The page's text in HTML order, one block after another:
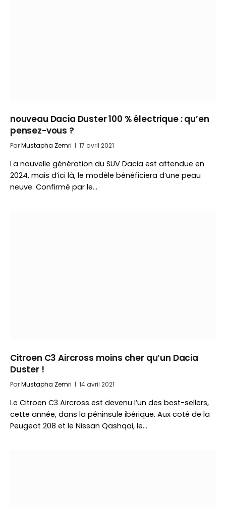
nouveau Dacia Duster 100 % électrique : qu’en
pensez-vous ?
ParMustapha Zemri 17 avril 2021
La nouvelle génération du SUV Dacia est attendue en
2024, mais d’ici là, le modèle bénéficiera d’une peau
neuve. Confirmé par le…
Citroen C3 Aircross moins cher qu’un Dacia
Duster !
ParMustapha Zemri 14 avril 2021
Le Citroën C3 Aircross est devenu l’un des best-sellers,
cette année, dans la péninsule ibérique. Aux coté de la
Peugeot 208 et le Nissan Qashqai, le…